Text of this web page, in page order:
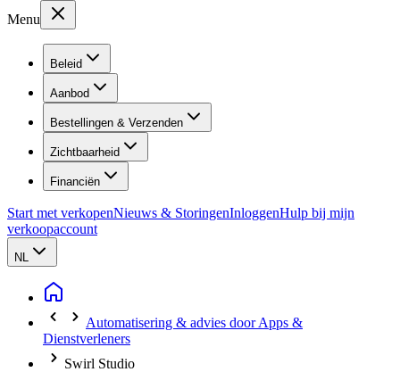
Menu
Beleid
Aanbod
Bestellingen & Verzenden
Zichtbaarheid
Financiën
Start met verkopenNieuws & StoringenInloggenHulp bij mijn
verkoopaccount
NL
Automatisering & advies door Apps &
Dienstverleners
Swirl Studio